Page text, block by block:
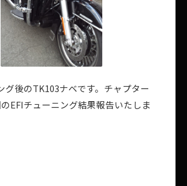
グ後のTK103ナベです。チャプター
EFIチューニング結果報告いたしま